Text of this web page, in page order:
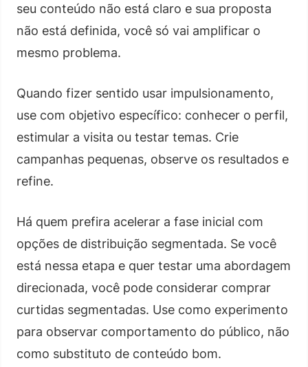
seu conteúdo não está claro e sua proposta
não está definida, você só vai amplificar o
mesmo problema.
Quando fizer sentido usar impulsionamento,
use com objetivo específico: conhecer o perfil,
estimular a visita ou testar temas. Crie
campanhas pequenas, observe os resultados e
refine.
Há quem prefira acelerar a fase inicial com
opções de distribuição segmentada. Se você
está nessa etapa e quer testar uma abordagem
direcionada, você pode considerar comprar
curtidas segmentadas. Use como experimento
para observar comportamento do público, não
como substituto de conteúdo bom.